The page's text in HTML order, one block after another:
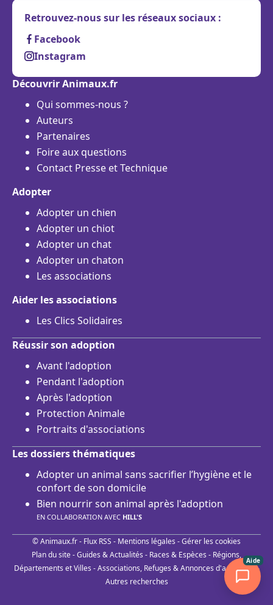
Retrouvez-nous sur les réseaux sociaux :
Facebook
Instagram
Découvrir Animaux.fr
Qui sommes-nous ?
Auteurs
Partenaires
Foire aux questions
Contact Presse et Technique
Adopter
Adopter un chien
Adopter un chiot
Adopter un chat
Adopter un chaton
Les associations
Aider les associations
Les Clics Solidaires
Réussir son adoption
Avant l'adoption
Pendant l'adoption
Après l'adoption
Protection Animale
Portraits d'associations
Les dossiers thématiques
Adopter un animal sans sacrifier l’hygiène et le
confort de son domicile
Bien nourrir son animal après l'adoption
EN COLLABORATION AVEC HILL'S
© Animaux.fr - Flux RSS - Mentions légales -Gérer les cookies
Plan du site-Guides & Actualités - Races & Espèces - Régions,
Départements et Villes -Associations, Refuges & Annonces d'adoptions-
Autres recherches
Aide